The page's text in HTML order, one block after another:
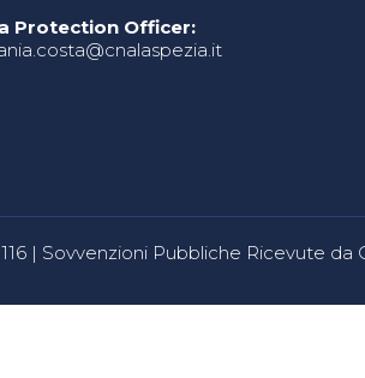
Protection Officer:
| Sovvenzioni Pubbliche Ricevute da